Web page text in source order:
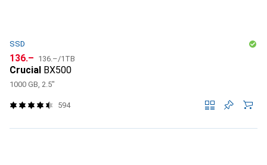
SSD
CHF
136.– CHF
136.–/1TB
Crucial BX500
1000 GB, 2.5"
594